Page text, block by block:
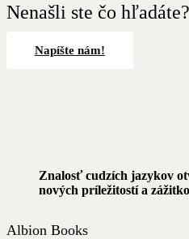
Nenašli ste čo hľadáte?
Napíšte nám!
Znalosť cudzích jazykov
nových príležitostí a
Albion Books